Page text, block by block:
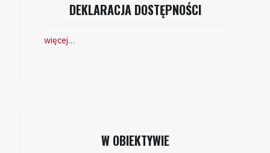
DEKLARACJA DOSTĘPNOŚCI
więcej…
W OBIEKTYWIE